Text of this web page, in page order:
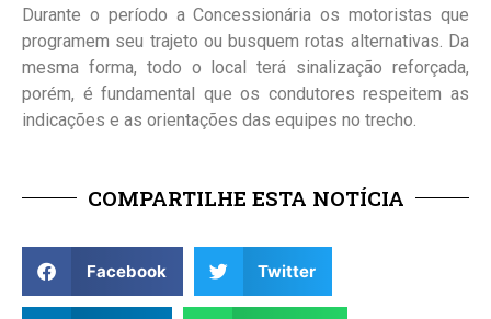
Durante o período a Concessionária os motoristas que
programem seu trajeto ou busquem rotas alternativas. Da
mesma forma, todo o local terá sinalização reforçada,
porém, é fundamental que os condutores respeitem as
indicações e as orientações das equipes no trecho.
COMPARTILHE ESTA NOTÍCIA
Facebook Twitter